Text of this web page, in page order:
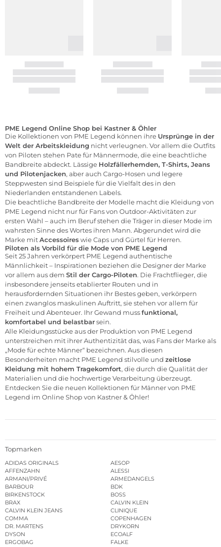
PME Legend Online Shop bei Kastner & Öhler
Die Kollektionen von PME Legend können ihre Ursprünge in der
Welt der Arbeitskleidung nicht verleugnen. Vor allem die Outfits
von Piloten stehen Pate für Männermode, die eine beachtliche
Bandbreite abdeckt. Lässige Holzfällerhemden, T-Shirts, Jeans
und Pilotenjacken, aber auch Cargo-Hosen und legere
Steppwesten sind Beispiele für die Vielfalt des in den
Niederlanden entstandenen Labels.
Die beachtliche Bandbreite der Modelle macht die Kleidung von
PME Legend nicht nur für Fans von Outdoor-Aktivitäten zur
ersten Wahl – auch im Beruf stehen die Träger in dieser Mode im
wahrsten Sinne des Wortes ihren Mann. Abgerundet wird die
Marke mitAccessoireswie Caps und Gürtel für Herren.
Piloten als Vorbild für die Mode von PME Legend
Seit 25 Jahren verkörpert PME Legend authentische
Männlichkeit – Inspirationen beziehen die Designer der Marke
vor allem aus dem Stil der Cargo-Piloten. Die Frachtflieger, die
insbesondere jenseits etablierter Routen und in
herausfordernden Situationen ihr Bestes geben, verkörpern
einen zwanglos maskulinen Auftritt, sie stehen vor allem für
Freiheit und Abenteuer. Ihr Gewand mussfunktional,
komfortabel und belastbarsein.
Alle Kleidungsstücke aus der Produktion von PME Legend
unterstreichen mit ihrer Authentizität das, was Fans der Marke als
„Mode für echte Männer“ bezeichnen. Aus diesen
Besonderheiten macht PME Legend stilvolle und zeitlose
Kleidung mit hohem Tragekomfort, die durch die Qualität der
Materialien und die hochwertige Verarbeitung überzeugt.
Entdecken Sie die neuen Kollektionen für Männer von PME
Legend im Online Shop von Kastner & Öhler!
Topmarken
ADIDAS ORIGINALS
AESOP
AFFENZAHN
ALESSI
ARMANI/PRIVÉ
ARMEDANGELS
BARBOUR
BDK
BIRKENSTOCK
BOSS
BRAX
CALVIN KLEIN
CALVIN KLEIN JEANS
CLINIQUE
COMMA
COPENHAGEN
DR. MARTENS
DRYKORN
DYSON
ECOALF
ERGOBAG
FALKE